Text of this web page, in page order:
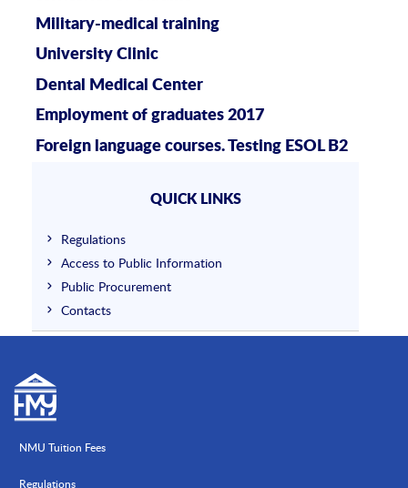
Military-medical training
University Clinic
Dental Medical Center
Employment of graduates 2017
Foreign language courses. Testing ESOL B2
QUICK LINKS
Regulations
Access to Public Information
Public Procurement
Contacts
NMU Tuition Fees
Regulations